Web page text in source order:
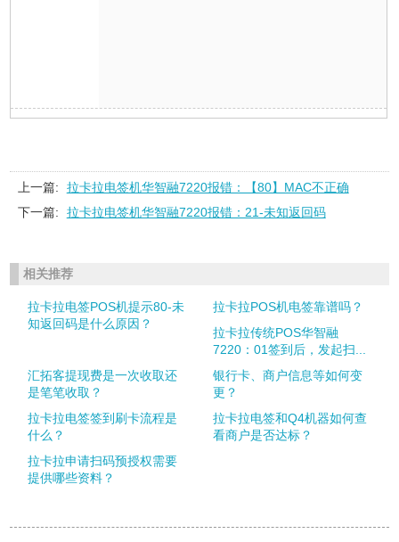
上一篇:
拉卡拉电签机华智融7220报错：【80】MAC不正确
下一篇:
拉卡拉电签机华智融7220报错：21-未知返回码
相关推荐
拉卡拉电签POS机提示80-未
知返回码是什么原因？
拉卡拉POS机电签靠谱吗？
拉卡拉传统POS华智融
7220：01签到后，发起扫...
汇拓客提现费是一次收取还
是笔笔收取？
银行卡、商户信息等如何变
更？
拉卡拉电签签到刷卡流程是
什么？
拉卡拉电签和Q4机器如何查
看商户是否达标？
拉卡拉申请扫码预授权需要
提供哪些资料？